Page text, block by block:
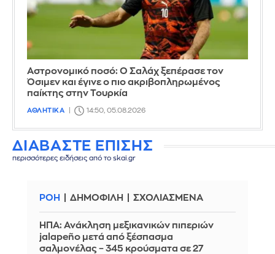
Αστρονομικό ποσό: Ο Σαλάχ ξεπέρασε τον
Όσιμεν και έγινε ο πιο ακριβοπληρωμένος
παίκτης στην Τουρκία
ΑΘΛΗΤΙΚΑ 14:50, 05.08.2026
ΔΙΑΒΑΣΤΕ ΕΠΙΣΗΣ
περισσότερες ειδήσεις από το skai.gr
ΡΟΗ ΔΗΜΟΦΙΛΗ ΣΧΟΛΙΑΣΜΕΝΑ
ΗΠΑ: Ανάκληση μεξικανικών πιπεριών
jalapeño μετά από ξέσπασμα
σαλμονέλας – 345 κρούσματα σε 27